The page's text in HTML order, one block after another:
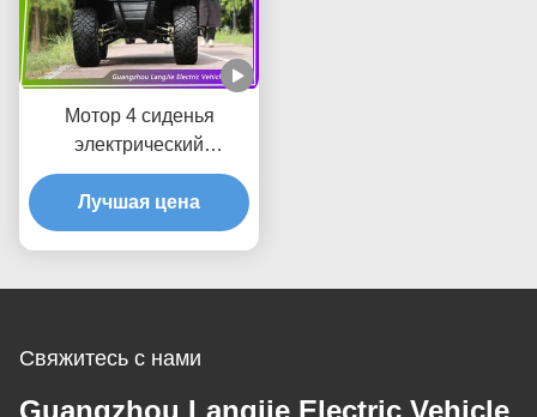
Мотор 4 сиденья
электрический
автомобиль для гольфа
цвет на заказ охотничьи
повозки для гольфа
40 км/ч
Лучшая цена
Свяжитесь с нами